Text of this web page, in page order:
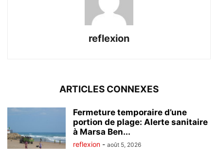
reflexion
ARTICLES CONNEXES
Fermeture temporaire d’une
portion de plage: Alerte sanitaire
à Marsa Ben...
reflexion - août 5, 2026